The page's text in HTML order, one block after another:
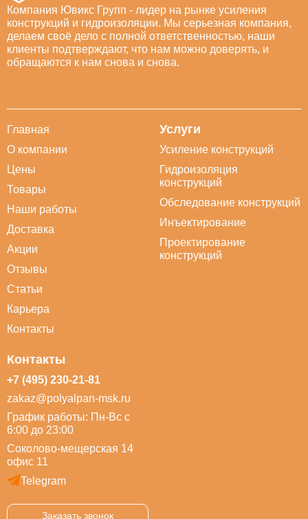
Компания Ювикс Групп - лидер на рынке усиления
конструкций и гидроизоляции. Мы серьезная компания,
делаем своё дело с полной ответственностью, наши
клиенты подтверждают, что нам можно доверять, и
обращаются к нам снова и снова.
Главная
О компании
Цены
Товары
Наши работы
Доставка
Акции
Отзывы
Статьи
Карьера
Контакты
Услуги
Усиление конструкций
Гидроизоляция
конструкций
Обследование конструкций
Инъектирование
Проектирование
конструкций
Контакты
+7 (495) 230-21-81
zakaz@polyalpan-msk.ru
График работы: Пн-Вс с
6:00 до 23:00
Соколово-мещерская 14
офис 11
Telegram
Заказать звонок